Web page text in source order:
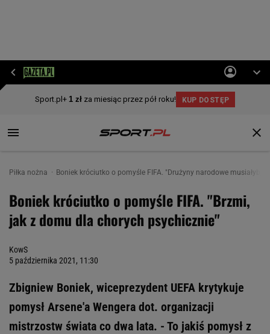
Piłka nożna Boniek króciutko o pomyśle FIFA. "Drużyny narodowe musiałyby
Boniek króciutko o pomyśle FIFA. "Brzmi,
jak z domu dla chorych psychicznie"
KowS
5 października 2021, 11:30
Zbigniew Boniek, wiceprezydent UEFA krytykuje
pomysł Arsene'a Wengera dot. organizacji
mistrzostw świata co dwa lata. - To jakiś pomysł z